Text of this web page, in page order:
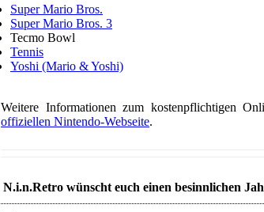
Super Mario Bros.
Super Mario Bros. 3
Tecmo Bowl
Tennis
Yoshi (Mario & Yoshi)
Weitere Informationen zum kostenpflichtigen
offiziellen Nintendo-Webseite.
N.i.n.Retro wünscht euch einen besinnlichen